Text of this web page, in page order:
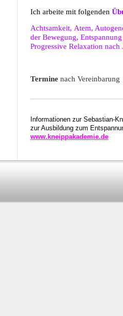
Ich arbeite mit folgenden
Achtsamkeit, Atem,
der Bewegung,
Progressive Relaxation nach
Termine nach Vereinbarung
Informationen zur Sebastian-
zur Ausbildung zum
www.kneippakademie.de